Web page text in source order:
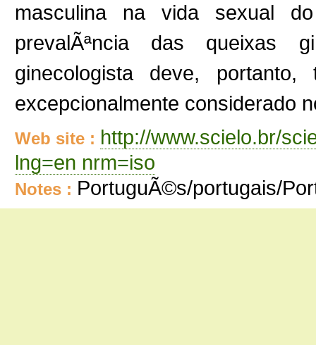
masculina na vida sexual
prevalÃªncia das queixas
ginecologista deve,
excepcionalmente considerado
Web site : http://www.scielo.br/
lng=en nrm=iso
Notes : PortuguÃ©s/portugais/